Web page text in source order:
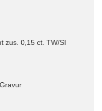
zus. 0,15 ct. TW/SI